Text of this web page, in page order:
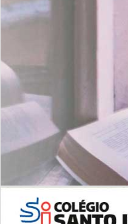
Leituras Literárias
Com
6º AO 9º
Inglês: